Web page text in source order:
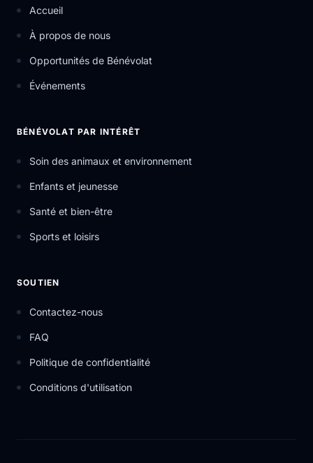
Accueil
À propos de nous
Opportunités de Bénévolat
Événements
BÉNÉVOLAT PAR INTÉRÊT
Soin des animaux et environnement
Enfants et jeunesse
Santé et bien-être
Sports et loisirs
SOUTIEN
Contactez-nous
FAQ
Politique de confidentialité
Conditions d'utilisation